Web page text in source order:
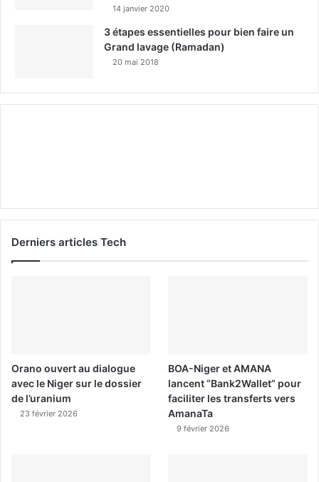
14 janvier 2020
3 étapes essentielles pour bien faire un
Grand lavage (Ramadan)
20 mai 2018
Derniers articles Tech
Orano ouvert au dialogue
avec le Niger sur le dossier
de l’uranium
23 février 2026
BOA-Niger et AMANA
lancent “Bank2Wallet” pour
faciliter les transferts vers
AmanaTa
9 février 2026